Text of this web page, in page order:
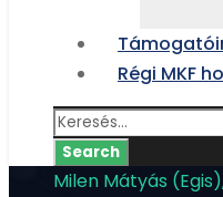
Régi MKF
Milen Mátyás